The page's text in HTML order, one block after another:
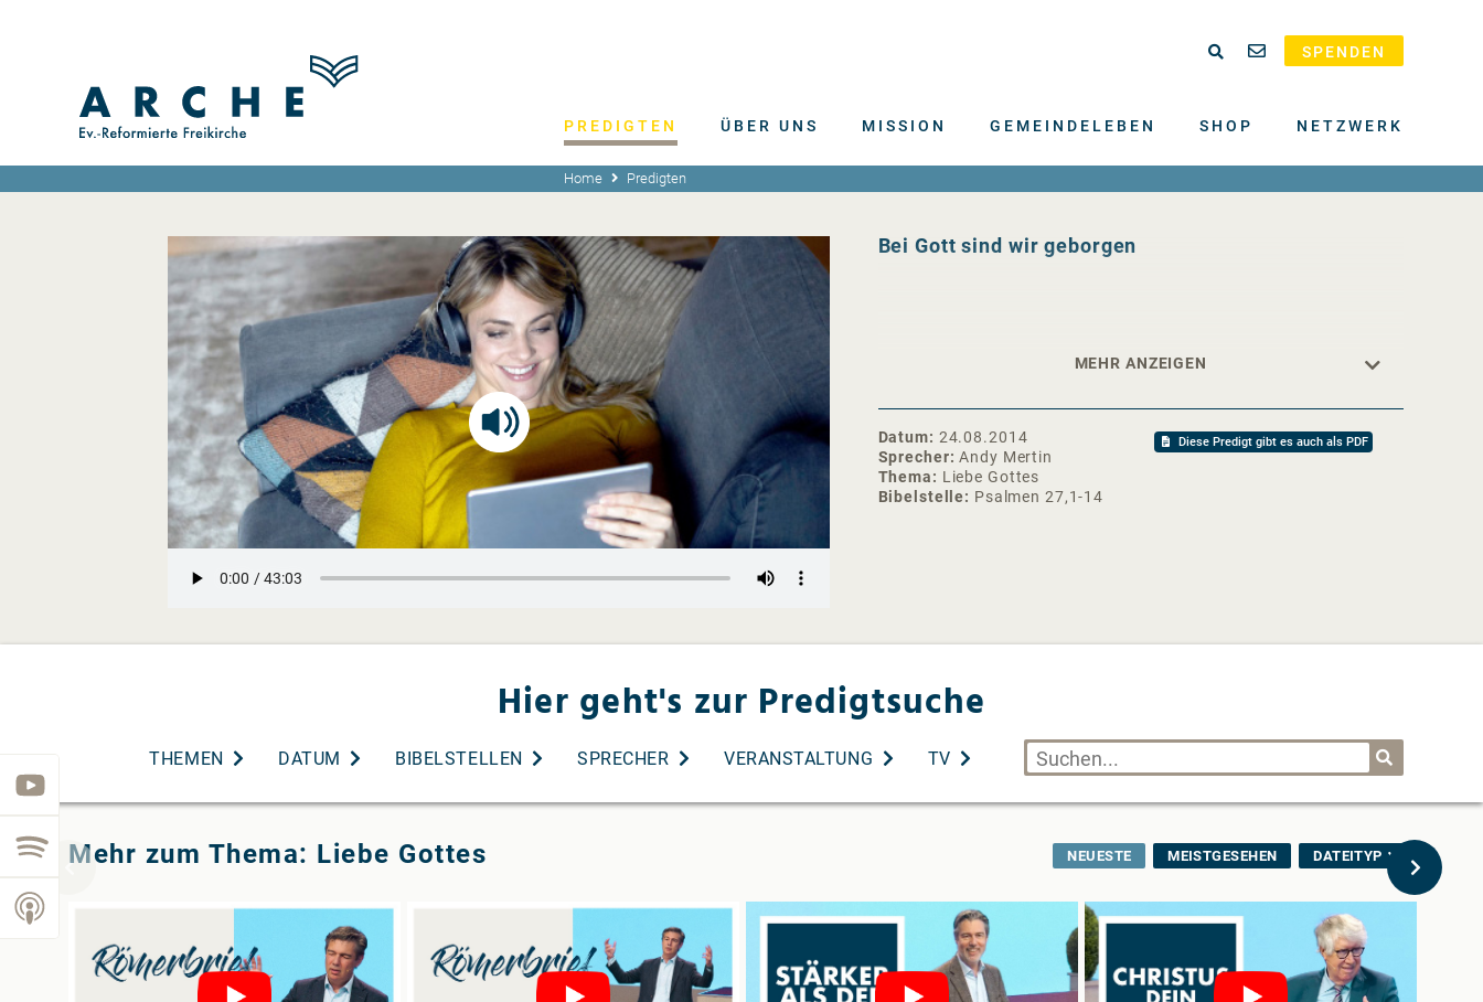
SPENDEN
PREDIGTEN ÜBER UNS MISSION GEMEINDELEBEN SHOP NETZWERK
Home Predigten
Bei Gott sind wir geborgen
Datum
24.08.2014
Sprecher Andy Mertin
Thema
Liebe Gottes
Bibelstelle
Psalmen 27,1-14
Diese Predigt gibt es auch als PDF
spotify
Hier geht's zur Predigtsuche
THEMEN DATUM BIBELSTELLEN SPRECHER VERANSTALTUNG TV
Mehr zum Thema: Liebe Gottes NEUESTE MEISTGESEHEN DATEITYP